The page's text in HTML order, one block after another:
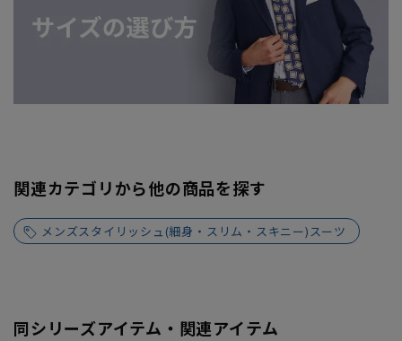
関連カテゴリから他の商品を探す
メンズスタイリッシュ(細身・スリム・スキニー)スーツ
同シリーズアイテム・関連アイテム